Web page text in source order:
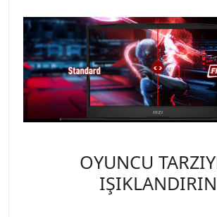
OYUNCU
IŞIKLANDIRIN